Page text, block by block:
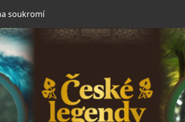
soukromí